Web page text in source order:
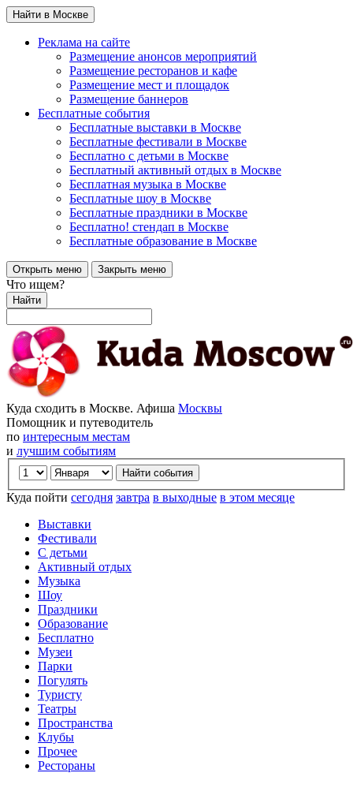
Найти в Москве
Реклама на сайте
Размещение анонсов мероприятий
Размещение ресторанов и кафе
Размещение мест и площадок
Размещение баннеров
Бесплатные события
Бесплатные выставки в Москве
Бесплатные фестивали в Москве
Бесплатно с детьми в Москве
Бесплатный активный отдых в Москве
Бесплатная музыка в Москве
Бесплатные шоу в Москве
Бесплатные праздники в Москве
Бесплатно! стендап в Москве
Бесплатные образование в Москве
Открыть меню Закрыть меню
Что ищем?
Найти
Куда сходить в Москве. Афиша Москвы
Помощник и путеводитель
по интересным местам
и лучшим событиям
Куда пойти сегодня завтра в выходные в этом месяце
Выставки
Фестивали
С детьми
Активный отдых
Музыка
Шоу
Праздники
Образование
Бесплатно
Музеи
Парки
Погулять
Туристу
Театры
Пространства
Клубы
Прочее
Рестораны